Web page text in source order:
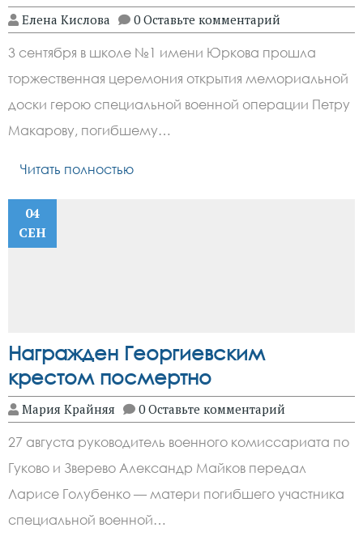
Елена Кислова 0 Оставьте комментарий
3 сентября в школе №1 имени Юркова прошла
торжественная церемония открытия мемориальной
доски герою специальной военной операции Петру
Макарову, погибшему…
Читать полностью
04
СЕН
Награжден Георгиевским
крестом посмертно
Мария Крайняя 0 Оставьте комментарий
27 августа руководитель военного комиссариата по
Гуково и Зверево Александр Майков передал
Ларисе Голубенко — матери погибшего участника
специальной военной…